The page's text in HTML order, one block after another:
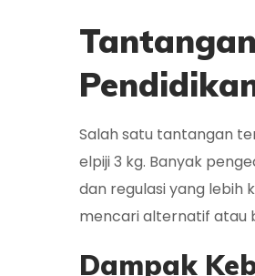
Salah satu tantangan
elpiji 3 kg. Banyak
dan regulasi yang lebih
mencari alternatif atau
Dampak